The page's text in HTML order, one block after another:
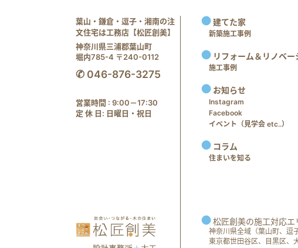
葉山・鎌倉・逗子・湘南の注
文住宅は工務店【松匠創美】
神奈川県三浦郡葉山町
堀内785-4 〒240-0112
✆ 046-876-3275
営業時間 : 9:00－17:30
定 休 日: 日曜日・祝日
建てた家
新築施工事例
リフォーム＆リノベー
施工事例
お知らせ
Instagram
Facebook
イベント（見学会 etc..）
コラム
住まいを知る
松匠創美の施工対応エ
神奈川県全域（葉山町、逗
東京都世田谷区、目黒区、